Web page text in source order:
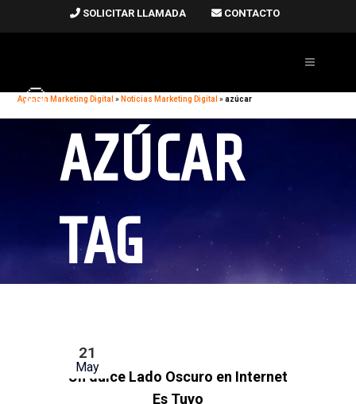
SOLICITAR LLAMADA CONTACTO
Agencia Marketing Digital » Noticias Marketing Digital »azúcar
AZÚCAR
TAG
21
May
Un dulce Lado Oscuro en Internet
Es Tuyo